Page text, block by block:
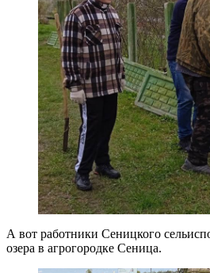
А вот работники Сеницкого
озера в агрогородке Сеница.